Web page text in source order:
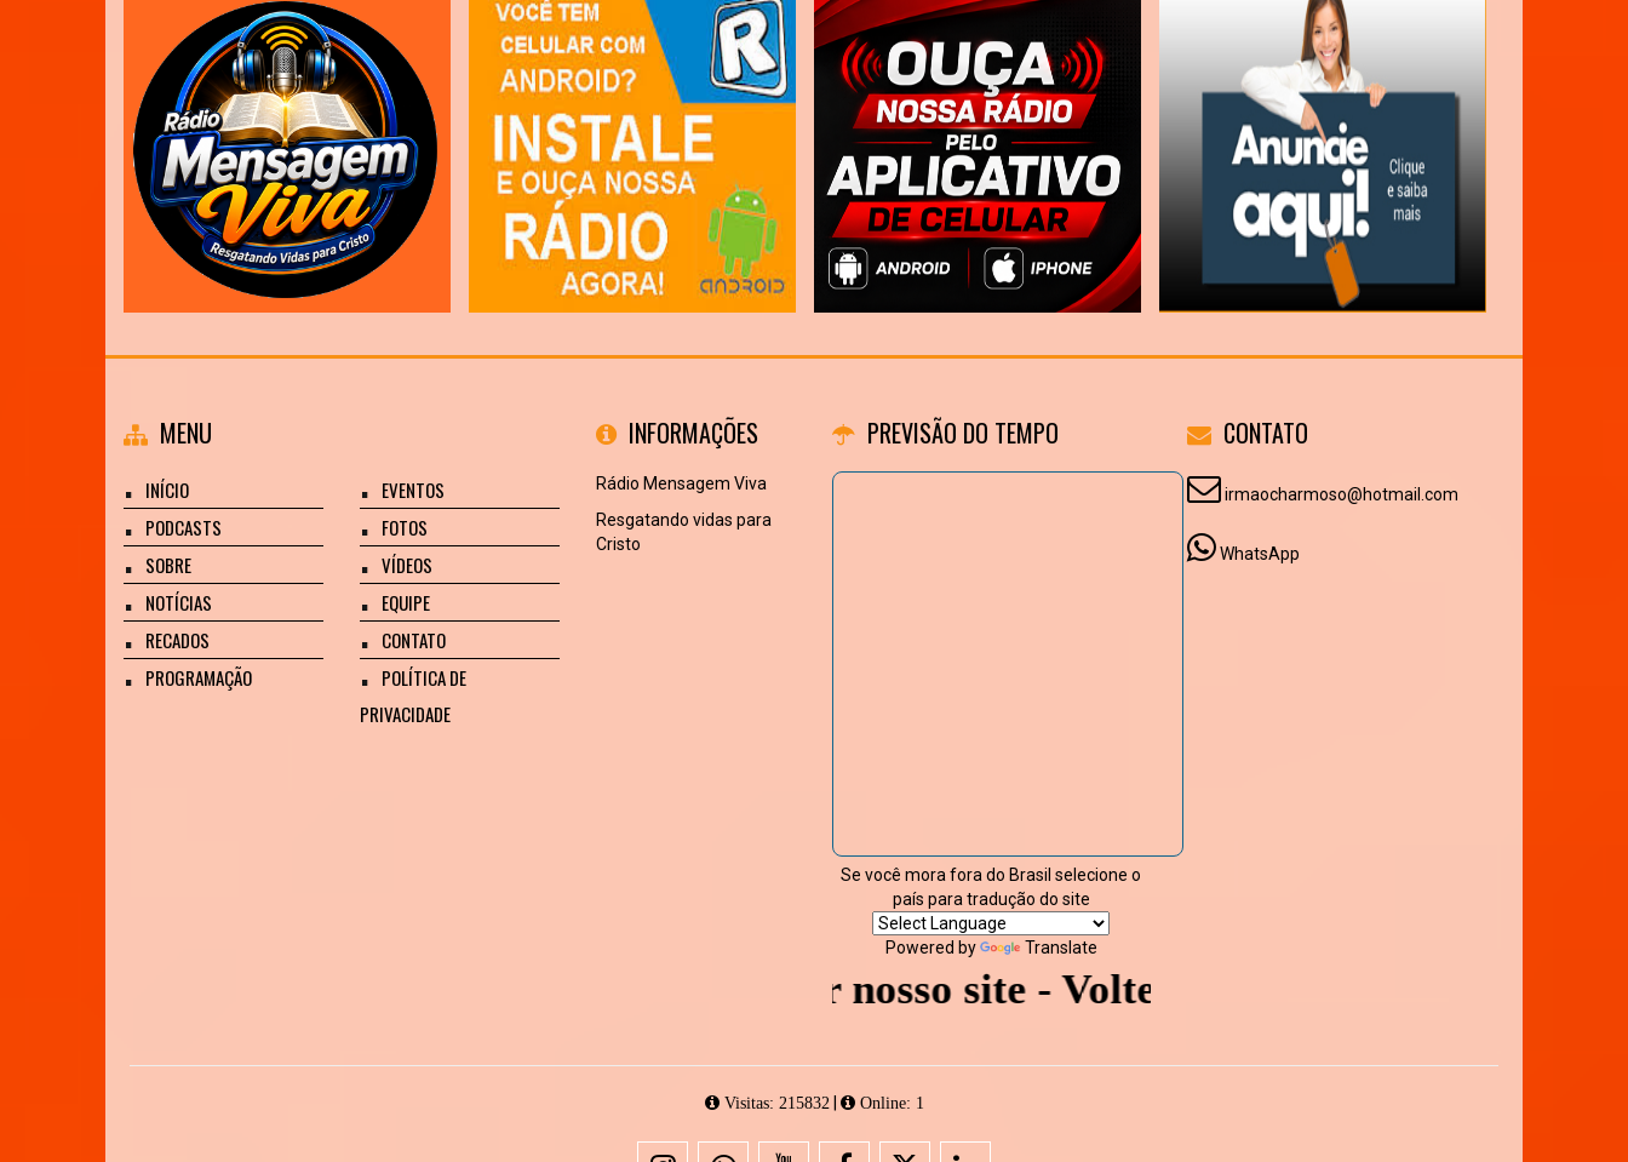
MENU
INÍCIO
PODCASTS
SOBRE
NOTÍCIAS
RECADOS
PROGRAMAÇÃO
EVENTOS
FOTOS
VÍDEOS
EQUIPE
CONTATO
POLÍTICA DE
PRIVACIDADE
INFORMAÇÕES
Rádio Mensagem Viva
Resgatando vidas para
Cristo
PREVISÃO DO TEMPO
Se você mora fora do Brasil selecione o
país para tradução do site
Powered by Translate
Obrigado por visitar nosso site - Volte sempre
CONTATO
irmaocharmoso@hotmail.com
WhatsApp
Visitas: 215832 Online: 1